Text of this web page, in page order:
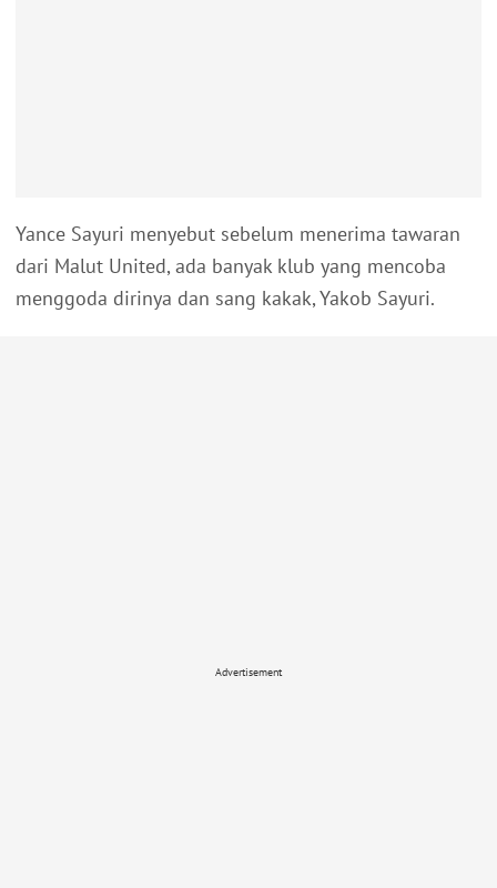
Yance Sayuri menyebut sebelum menerima tawaran
dari Malut United, ada banyak klub yang mencoba
menggoda dirinya dan sang kakak, Yakob Sayuri.
Advertisement